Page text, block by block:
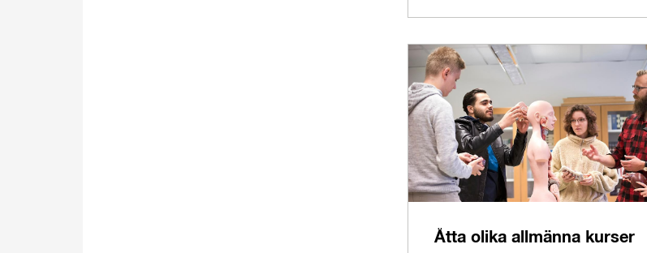
Åtta olika allmänna kurser